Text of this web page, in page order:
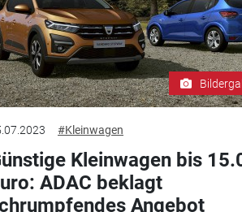
#Kleinwagen
Kleinwagen bis
ADAC beklagt
Angebot